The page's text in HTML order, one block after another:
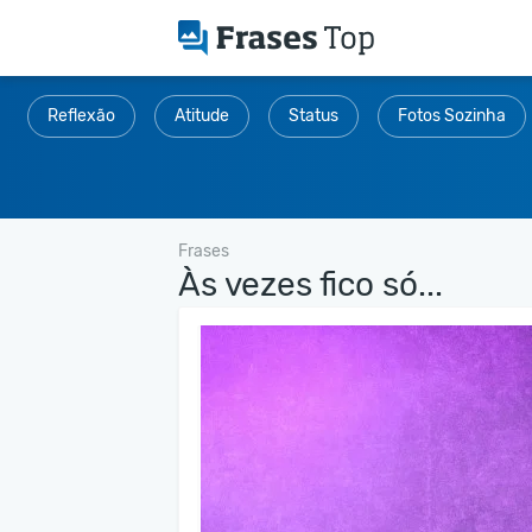
Reflexão Atitude Status Fotos Sozinha
Frases
Às vezes fico só...